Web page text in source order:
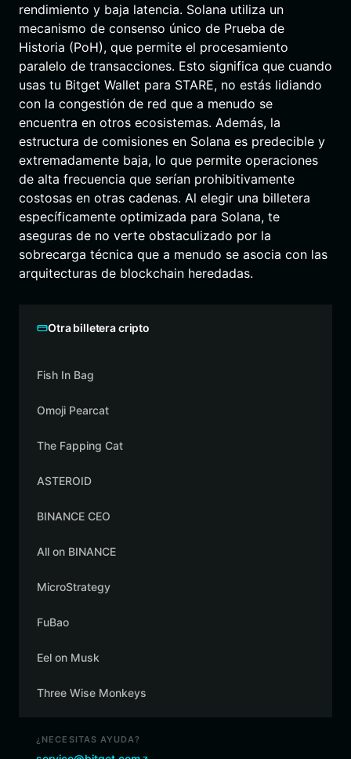
rendimiento y baja latencia. Solana utiliza un
mecanismo de consenso único de Prueba de
Historia (PoH), que permite el procesamiento
paralelo de transacciones. Esto significa que cuando
usas tu Bitget Wallet para STARE, no estás lidiando
con la congestión de red que a menudo se
encuentra en otros ecosistemas. Además, la
estructura de comisiones en Solana es predecible y
extremadamente baja, lo que permite operaciones
de alta frecuencia que serían prohibitivamente
costosas en otras cadenas. Al elegir una billetera
específicamente optimizada para Solana, te
aseguras de no verte obstaculizado por la
sobrecarga técnica que a menudo se asocia con las
arquitecturas de blockchain heredadas.
Otra billetera cripto
Fish In Bag
Omoji Pearcat
The Fapping Cat
ASTEROID
BINANCE CEO
All on BINANCE
MicroStrategy
FuBao
Eel on Musk
Three Wise Monkeys
¿NECESITAS AYUDA?